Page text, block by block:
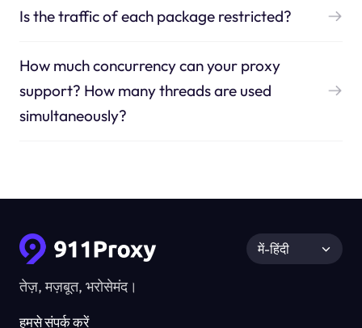
Is the traffic of each package restricted?
How much concurrency can your proxy
support? How many threads are used
simultaneously?
तेज़, मज़बूत, भरोसेमंद।
हमसे संपर्क करें
में-हिंदी